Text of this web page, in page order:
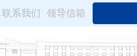
联系我们 领导信箱